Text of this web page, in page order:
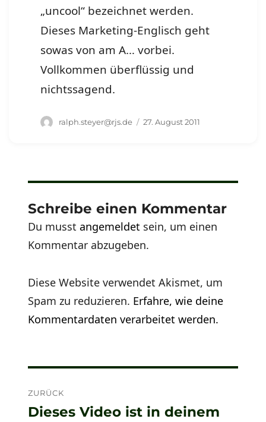
„uncool“ bezeichnet werden.
Dieses Marketing-Englisch geht
sowas von am A… vorbei.
Vollkommen überflüssig und
nichtssagend.
Autor
ralph.steyer@rjs.de
Veröffentlicht
27. August 2011
Schreibe einen Kommentar
Du musstangemeldet sein, um einen
Kommentar abzugeben.
Diese Website verwendet Akismet, um
Spam zu reduzieren. Erfahre, wie deine
Kommentardaten verarbeitet werden.
ZURÜCK
Vorheriger
Dieses Video ist in deinem